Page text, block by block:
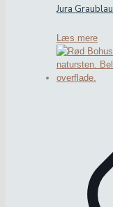
Jura Graublau
Læs mere